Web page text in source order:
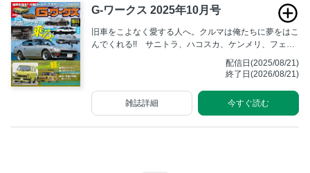
G-ワークス 2025年10月号
旧車をこよなく愛する人へ。クルマは俺たちに夢をはこ
んでくれる!! サニトラ、ハコスカ、ケンメリ、フェア
レディZ、そしてハチロク……。いつまでも輝きを失わ
ず人々を魅了する旧車たち。あの頃そのままの雰囲気を
ガジンです。
配信日(2025/08/21)
終了日(2026/08/21)
今すぐ読む
雑誌詳細